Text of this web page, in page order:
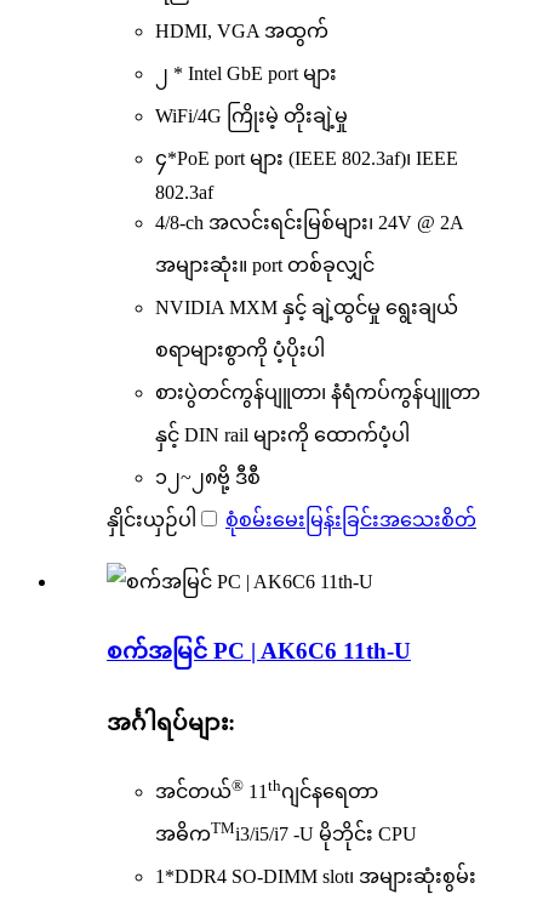
HDMI, VGA အထွက်
၂ * Intel GbE port များ
WiFi/4G ကြိုးမဲ့ တိုးချဲ့မှု
၄*PoE port များ (IEEE 802.3af)၊ IEEE
802.3af
4/8-ch အလင်းရင်းမြစ်များ၊ 24V @ 2A
အများဆုံး။ port တစ်ခုလျှင်
NVIDIA MXM နှင့် ချဲ့ထွင်မှု ရွေးချယ်
စရာများစွာကို ပံ့ပိုးပါ
စားပွဲတင်ကွန်ပျူတာ၊ နံရံကပ်ကွန်ပျူတာ
နှင့် DIN rail များကို ထောက်ပံ့ပါ
၁၂~၂၈ဗို့ ဒီစီ
နှိုင်းယှဉ်ပါ စုံစမ်းမေးမြန်းခြင်းအသေးစိတ်
စက်အမြင် PC | AK6C6 11th-U
အင်္ဂါရပ်များ:
အင်တယ်® 11 thဂျင်နရေတာ
အဓိကTMi3/i5/i7 -U မိုဘိုင်း CPU
1*DDR4 SO-DIMM slot၊ အများဆုံးစွမ်း